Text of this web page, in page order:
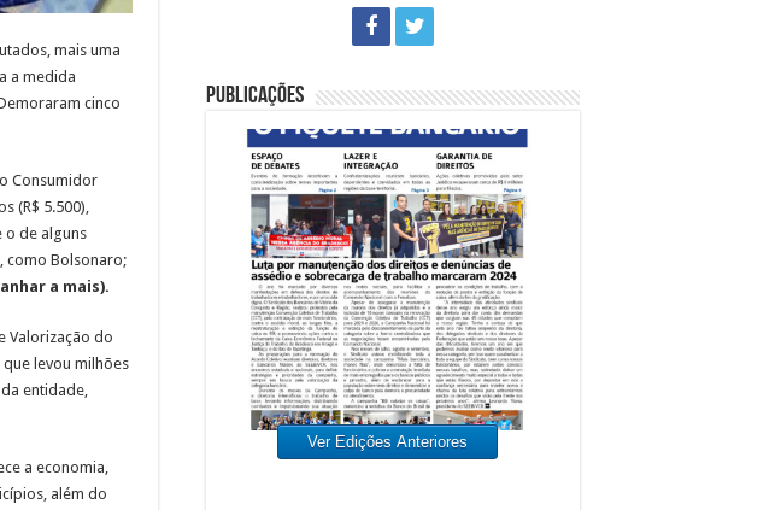
mais uma
a medida
cinco
Consumidor
(R$ 5.500),
o de alguns
como Bolsonaro;
a mais).
Valorização do
levou milhões
entidade,
a economia,
além do
PUBLICAÇÕES
Ver Edições Anteriores